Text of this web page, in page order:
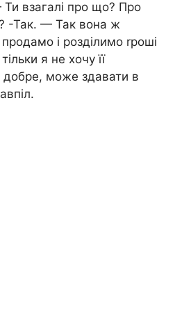
Ти взагалі про що? Про
-Так. — Так вона ж
і розділимо rроші
я не хочу її
може здавати в